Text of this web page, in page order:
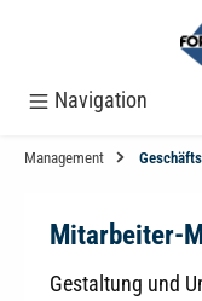
Navigation
Management
Mitarbeiter-
Gestaltung und